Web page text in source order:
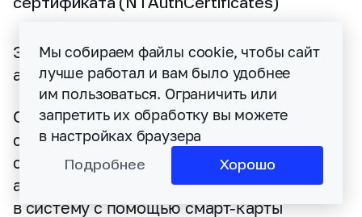
сертификата (NTAuthCertificates)
Этот сценарий ESC5 — мощный вариант
атаки на инфраструктуру AD CS.
Объект CN=NTAuthCertificates
содержит список сертификатов центров
сертификации, доверенных для целей
аутентификации. Например, при входе
в систему с помощью смарт-карты
Мы собираем файлы cookie, чтобы сайт
лучше работал и вам было удобнее
им пользоваться. Ограничить или
запретить их обработку вы можете
в настройках браузера
Подробнее Хорошо